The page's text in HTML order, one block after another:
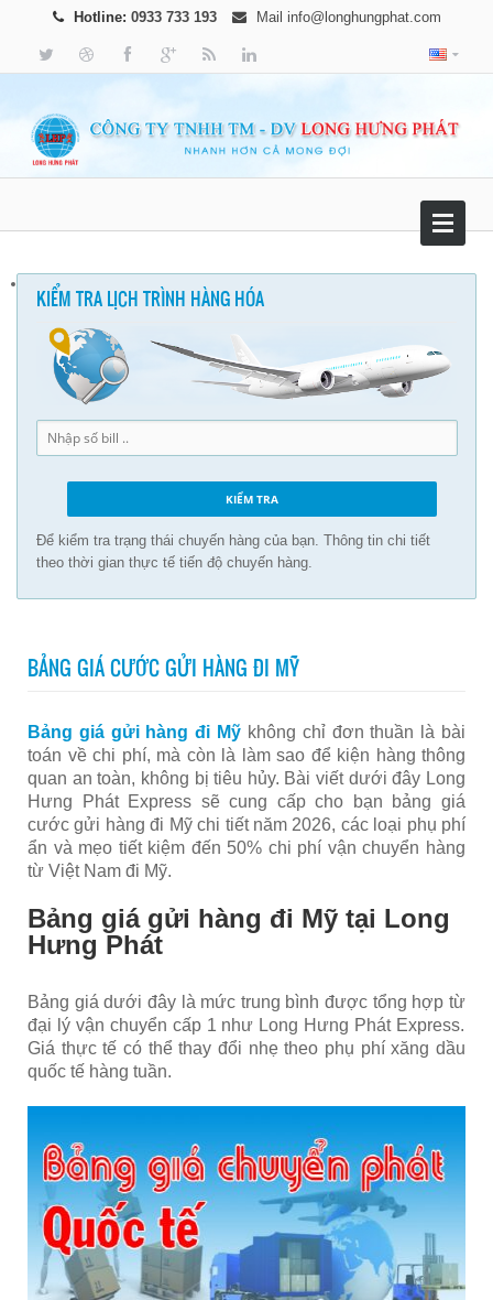
Hotline: 0933 733 193 Mail info@longhungphat.com
KIỂM TRA LỊCH TRÌNH HÀNG HÓA
Để kiểm tra trạng thái chuyến hàng của bạn. Thông tin chi tiết
theo thời gian thực tế tiến độ chuyến hàng.
BẢNG GIÁ CƯỚC GỬI HÀNG ĐI MỸ
Bảng giá gửi hàng đi Mỹ không chỉ đơn thuần là bài
toán về chi phí, mà còn là làm sao để kiện hàng thông
quan an toàn, không bị tiêu hủy. Bài viết dưới đây Long
Hưng Phát Express sẽ cung cấp cho bạn bảng giá
cước gửi hàng đi Mỹ chi tiết năm 2026, các loại phụ phí
ẩn và mẹo tiết kiệm đến 50% chi phí vận chuyển hàng
từ Việt Nam đi Mỹ.
Bảng giá gửi hàng đi Mỹ tại Long
Hưng Phát
Bảng giá dưới đây là mức trung bình được tổng hợp từ
đại lý vận chuyển cấp 1 như Long Hưng Phát Express.
Giá thực tế có thể thay đổi nhẹ theo phụ phí xăng dầu
quốc tế hàng tuần.